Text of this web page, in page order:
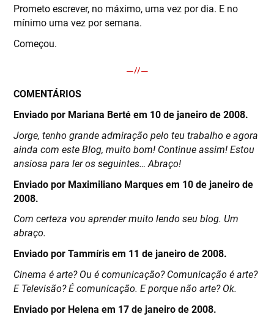
Prometo escrever, no máximo, uma vez por dia. E no
mínimo uma vez por semana.
Começou.
COMENTÁRIOS
Enviado por Mariana Berté em 10 de janeiro de 2008.
Jorge, tenho grande admiração pelo teu trabalho e agora
ainda com este Blog, muito bom! Continue assim! Estou
ansiosa para ler os seguintes… Abraço!
Enviado por Maximiliano Marques em 10 de janeiro de
2008.
Com certeza vou aprender muito lendo seu blog. Um
abraço.
Enviado por Tammíris em 11 de janeiro de 2008.
Cinema é arte? Ou é comunicação? Comunicação é arte?
E Televisão? É comunicação. E porque não arte? Ok.
Enviado por Helena em 17 de janeiro de 2008.